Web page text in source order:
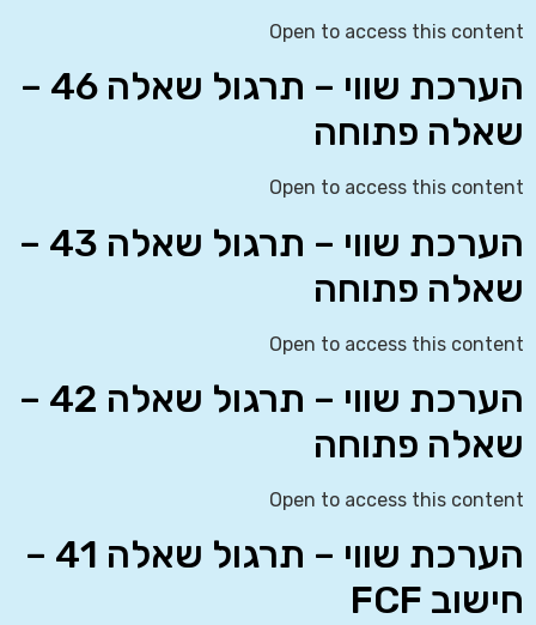
Open to access this content
הערכת שווי – תרגול שאלה 46 –
שאלה פתוחה
Open to access this content
הערכת שווי – תרגול שאלה 43 –
שאלה פתוחה
Open to access this content
הערכת שווי – תרגול שאלה 42 –
שאלה פתוחה
Open to access this content
הערכת שווי – תרגול שאלה 41 –
חישוב FCF